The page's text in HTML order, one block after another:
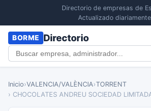
Directorio de empresas de
Actualizado diariamente
BORME Directorio
Inicio›VALENCIA/VALÈNCIA›TORRENT
› CHOCOLATES ANDREU SOCIEDAD